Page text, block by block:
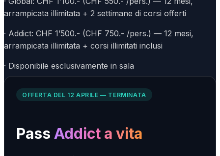
arrampicata illimitata + 2 settimane di corsi offerti
· Addict: CHF 1’500.- (CHF 750.- /pers.) — 12 mesi,
arrampicata illimitata + corsi illimitati inclusi
· Disponibile esclusivamente in sala
OFFERTA DEL 12 APRILE — TERMINATA
Pass Addict a vita